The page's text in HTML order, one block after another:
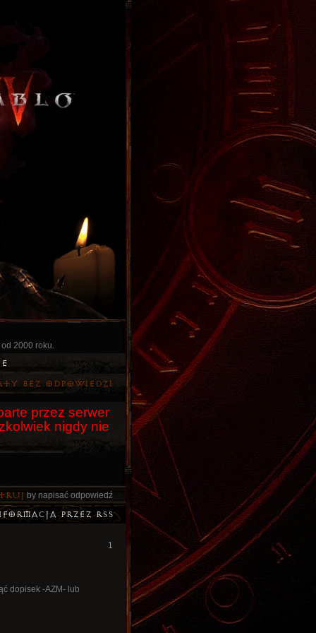
2000 roku.
bez odpowiedzi
przez serwer
nigdy nie
by napisać odpowiedź
przez RSS
1
dopisek -AZM- lub